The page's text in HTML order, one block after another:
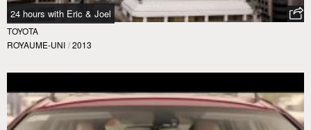
24 hours with Eric & Joel
TOYOTA
ROYAUME-UNI / 2013